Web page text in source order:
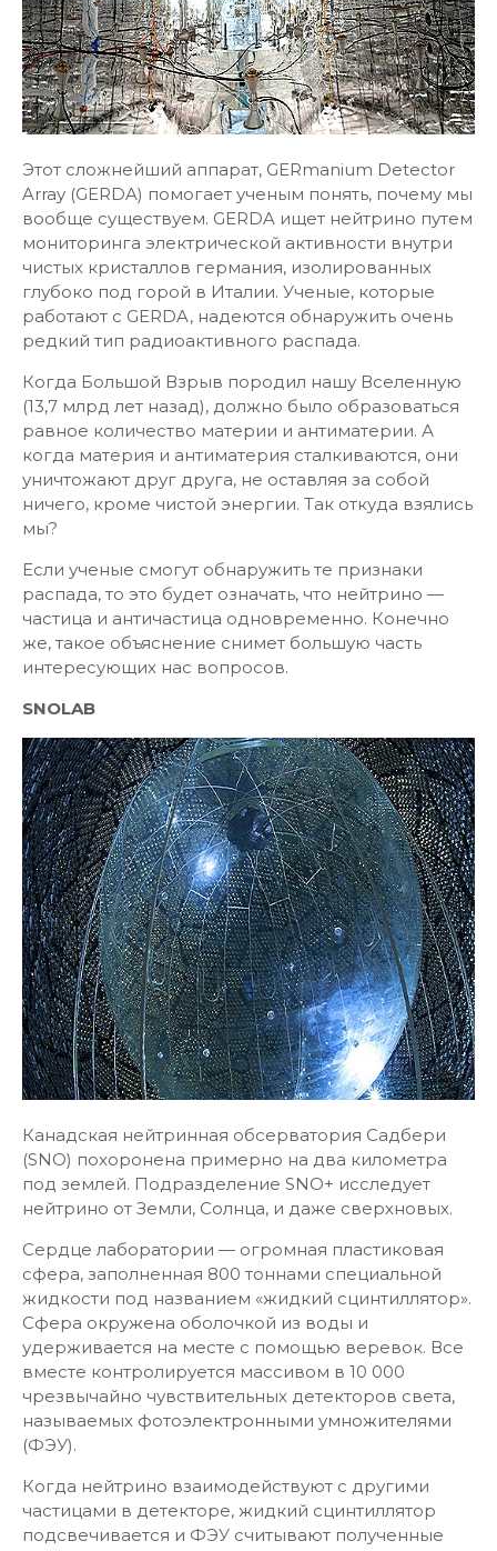
Этот сложнейший аппарат, GERmanium Detector
Array (GERDA) помогает ученым понять, почему мы
вообще существуем. GERDA ищет нейтрино путем
мониторинга электрической активности внутри
чистых кристаллов германия, изолированных
глубоко под горой в Италии. Ученые, которые
работают с GERDA, надеются обнаружить очень
редкий тип радиоактивного распада.
Когда Большой Взрыв породил нашу Вселенную
(13,7 млрд лет назад), должно было образоваться
равное количество материи и антиматерии. А
когда материя и антиматерия сталкиваются, они
уничтожают друг друга, не оставляя за собой
ничего, кроме чистой энергии. Так откуда взялись
мы?
Если ученые смогут обнаружить те признаки
распада, то это будет означать, что нейтрино —
частица и античастица одновременно. Конечно
же, такое объяснение снимет большую часть
интересующих нас вопросов.
SNOLAB
Канадская нейтринная обсерватория Садбери
(SNO) похоронена примерно на два километра
под землей. Подразделение SNO+ исследует
нейтрино от Земли, Солнца, и даже сверхновых.
Сердце лаборатории — огромная пластиковая
сфера, заполненная 800 тоннами специальной
жидкости под названием «жидкий сцинтиллятор».
Сфера окружена оболочкой из воды и
удерживается на месте с помощью веревок. Все
вместе контролируется массивом в 10 000
чрезвычайно чувствительных детекторов света,
называемых фотоэлектронными умножителями
(ФЭУ).
Когда нейтрино взаимодействуют с другими
частицами в детекторе, жидкий сцинтиллятор
подсвечивается и ФЭУ считывают полученные